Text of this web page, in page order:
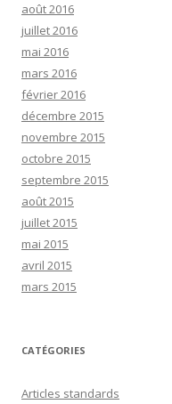
août 2016
juillet 2016
mai 2016
mars 2016
février 2016
décembre 2015
novembre 2015
octobre 2015
septembre 2015
août 2015
juillet 2015
mai 2015
avril 2015
mars 2015
CATÉGORIES
Articles standards